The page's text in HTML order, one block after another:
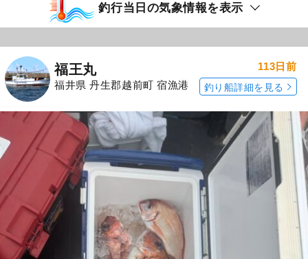
釣行当日の気象情報を表示
福王丸
福井県 丹生郡越前町 宿漁港
113日前
釣り船詳細を見る